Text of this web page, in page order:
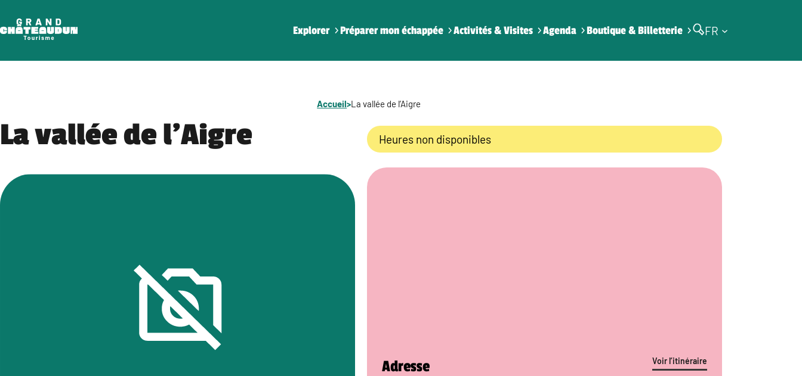
contenu
Explorer Préparer mon échappée Activités & Visites Agenda Boutique & Billetterie FR
Accueil>La vallée de l’Aigre
La vallée de l’Aigre Heures non disponibles
Voir l’itinéraire
Adresse